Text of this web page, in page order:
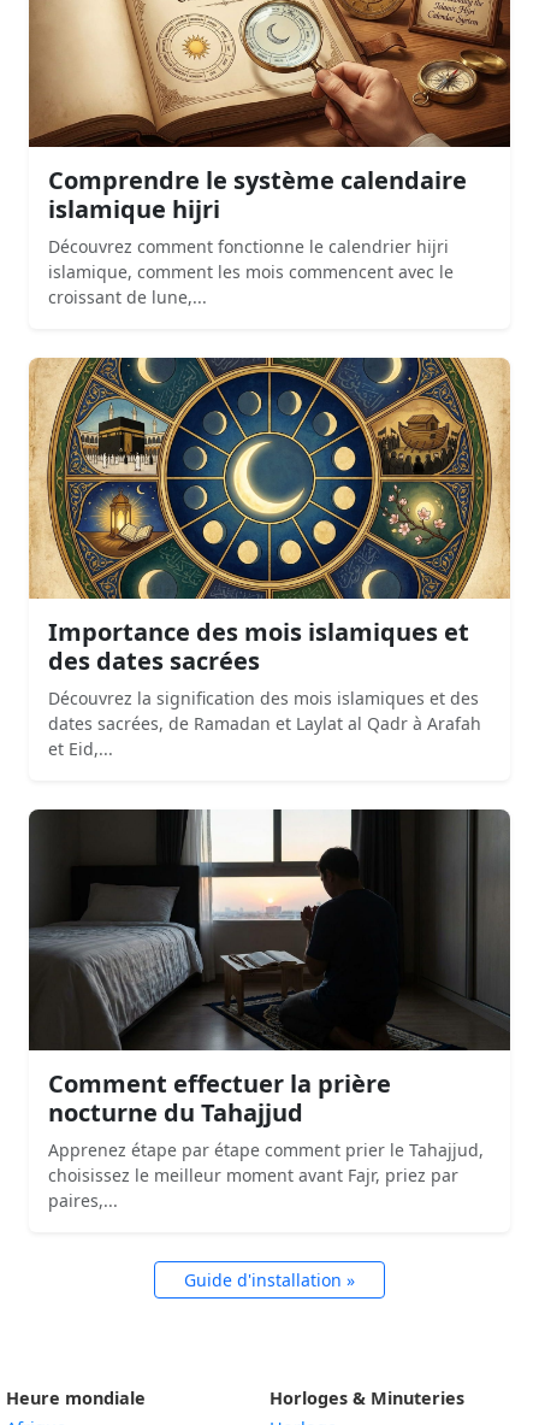
Comprendre le système calendaire
islamique hijri
Découvrez comment fonctionne le calendrier hijri
islamique, comment les mois commencent avec le
croissant de lune,...
Importance des mois islamiques et
des dates sacrées
Découvrez la signification des mois islamiques et des
dates sacrées, de Ramadan et Laylat al Qadr à Arafah
et Eid,...
Comment effectuer la prière
nocturne du Tahajjud
Apprenez étape par étape comment prier le Tahajjud,
choisissez le meilleur moment avant Fajr, priez par
paires,...
Guide d'installation »
Heure mondiale
Horloges & Minuteries